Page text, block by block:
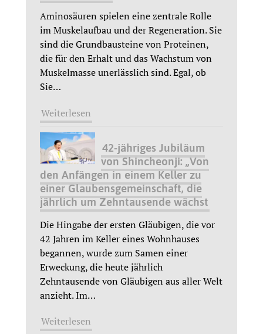
Aminosäuren spielen eine zentrale Rolle
im Muskelaufbau und der Regeneration. Sie
sind die Grundbausteine von Proteinen,
die für den Erhalt und das Wachstum von
Muskelmasse unerlässlich sind. Egal, ob
Sie…
Weiterlesen
42-jähriges Jubiläum
von Shincheonji: „Von
den Anfängen in einem Keller zu
einer Glaubensgemeinschaft, die
jährlich um Zehntausende wächst
Die Hingabe der ersten Gläubigen, die vor
42 Jahren im Keller eines Wohnhauses
begannen, wurde zum Samen einer
Erweckung, die heute jährlich
Zehntausende von Gläubigen aus aller Welt
anzieht. Im…
Weiterlesen